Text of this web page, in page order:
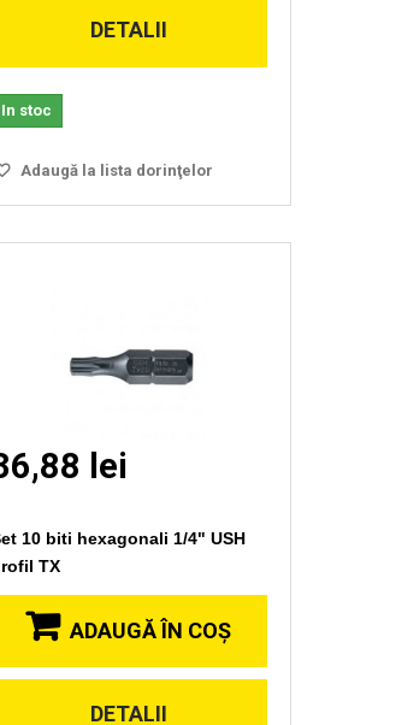
DETALII
In stoc
Adaugă la lista dorinţelor
Vizionare
lei
10 biti hexagonali 1/4" USH
TX
ADAUGĂ ÎN COŞ
DETALII